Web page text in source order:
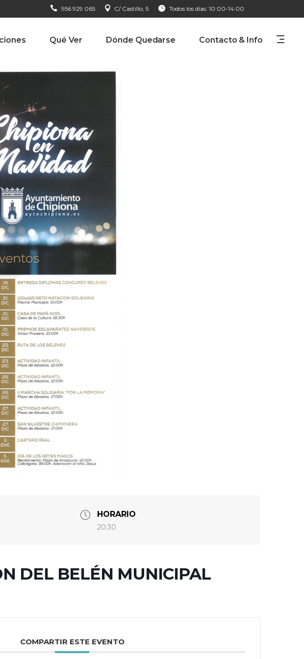
956 929 065 C/ Castillo, 5 Todos los días: 10:00-14:00
Qué Ver Dónde Quedarse Contacto & Info
HORARIO
20:30
DEL BELÉN MUNICIPAL
COMPARTIR ESTE EVENTO